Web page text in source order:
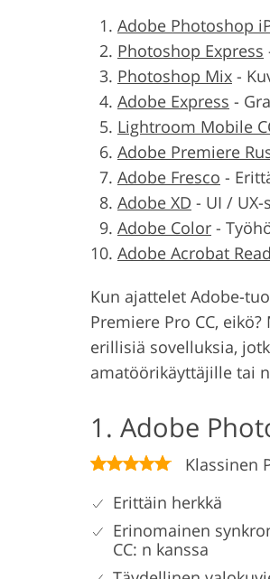
Adobe Photoshop
Photoshop Express
Photoshop Mix -
Adobe Express -
Lightroom Mobile
Adobe Premiere
Adobe Fresco -
Adobe XD - UI /
Adobe Color -
Adobe Acrobat
Kun ajattelet Adobe-
Premiere Pro CC,
erillisiä sovelluksia,
amatöörikäyttäjille tai
1. Adobe
Klassinen
Erittäin herkkä
Erinomainen
CC: n kanssa